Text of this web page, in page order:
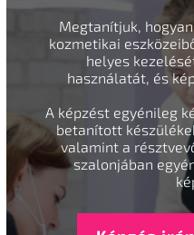
Megtanítjuk,
kozmetikai
helyes
használatát, és
A képzést egyénileg
betanított
valamint a
szalonjában